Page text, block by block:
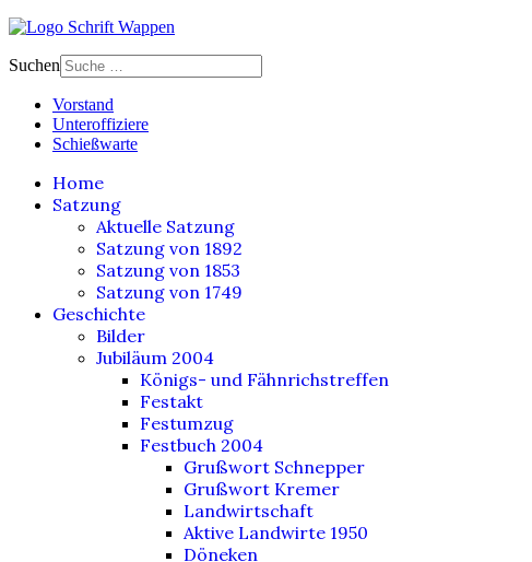
Suchen
Vorstand
Unteroffiziere
Schießwarte
Home
Satzung
Aktuelle Satzung
Satzung von 1892
Satzung von 1853
Satzung von 1749
Geschichte
Bilder
Jubiläum 2004
Königs- und Fähnrichstreffen
Festakt
Festumzug
Festbuch 2004
Grußwort Schnepper
Grußwort Kremer
Landwirtschaft
Aktive Landwirte 1950
Döneken